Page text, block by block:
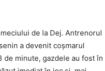
de la Dej. Antrenorul
a devenit coşmarul
de minute, gazdele au fost în